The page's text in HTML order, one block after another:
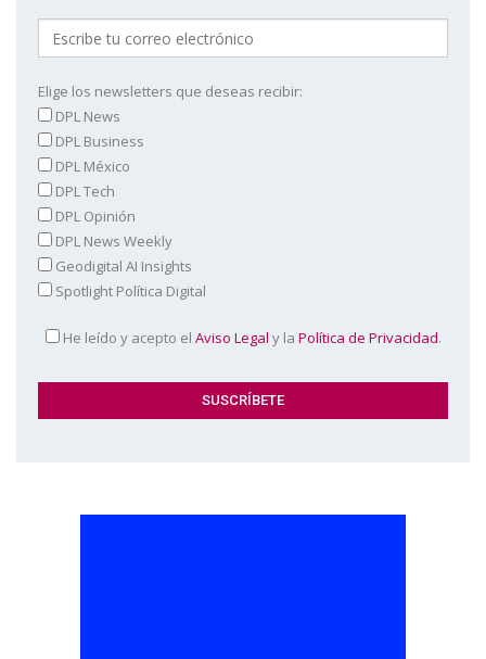
Elige los newsletters que deseas recibir:
DPL News
DPL Business
DPL México
DPL Tech
DPL Opinión
DPL News Weekly
Geodigital AI Insights
Spotlight Política Digital
He leído y acepto el Aviso Legal y la Política de Privacidad.